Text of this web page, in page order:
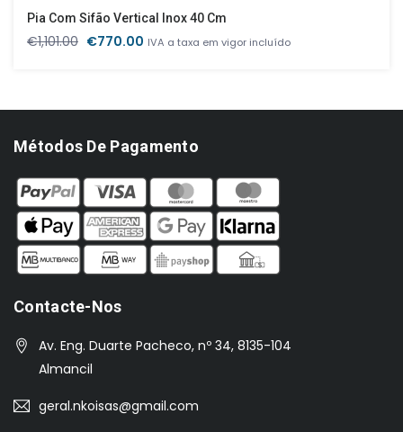
Pia Com Sifão Vertical Inox 40 Cm
€1,101.00 O
€770.00 O
IVA a taxa em vigor incluído
Métodos De Pagamento
Contacte-Nos
Av. Eng. Duarte Pacheco, nº 34, 8135-104
Almancil
geral.nkoisas@gmail.com